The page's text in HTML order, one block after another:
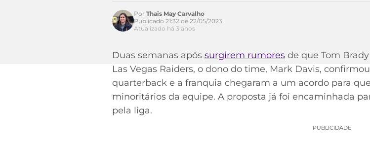
Acesse o perfil do autor
Por Thais May Carvalho
Publicado 21:32 de 22/05/2023
Atualizado há 3 anos
Duas semanas após surgirem rumores de que Tom
Las Vegas Raiders, o dono do time, Mark Davis,
quarterback e a franquia chegaram a um acordo para
minoritários da equipe. A proposta já foi encaminhada
pela liga.
PUBLICIDADE